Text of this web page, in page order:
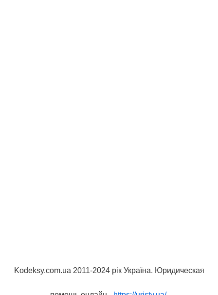
Kodeksy.com.ua 2011-2024 рік Україна. Юридическая